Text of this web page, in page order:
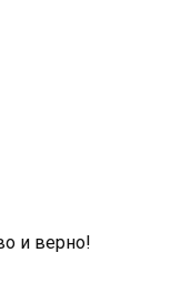
и верно!